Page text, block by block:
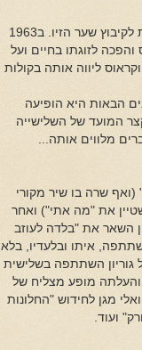
תקציר ההיסטוריה. ג'וזפין מרסיה כץ, ילידת ארה"ב 1940, הגיעה ארצה בגיל 19 כמתנדבת לקיבוץ שער הזיו. ב1963
לזוגתו בחיים ועל
ליווה אותה בקולות
הבאות היא הופיעה
קצר המועד של השלישייה
מלווים אותה...
שרה בו שיר מקורי
את "מה אתי") ואחר
השאר את "בלדה לעוזב
איתו ובלעדיו, בלא
גוריון השתתפה בשלישית
ב1972 (בשיר "טוב לי לשיר") והעלתה מופע מצליח של
הצטרפה לשמוליק קראוס ואלי מגן לחידוש "החלונות
ועוד.